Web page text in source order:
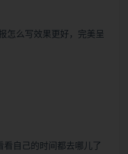
怎么写效果更好，完美呈
自己的时间都去哪儿了